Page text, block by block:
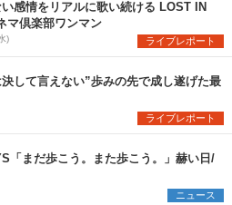
感情をリアルに歌い続ける LOST IN
マ倶楽部ワンマン
) ライブレポート
して言えない”歩みの先で成し遂げた最
ライブレポート
「まだ歩こう。また歩こう。」赫い日/
ニュース